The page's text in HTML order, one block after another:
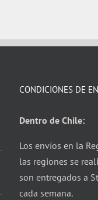
CONDICIONES DE
Dentro de Chile:
Los envíos en la
las regiones se
son entregados a
cada semana.